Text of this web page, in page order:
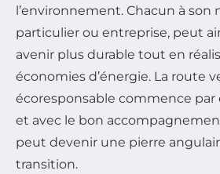
l’environnement. Chacun à son
particulier ou entreprise, peut
avenir plus durable tout en
économies d’énergie. La route
écoresponsable commence par
et avec le bon
peut devenir une pierre
transition.